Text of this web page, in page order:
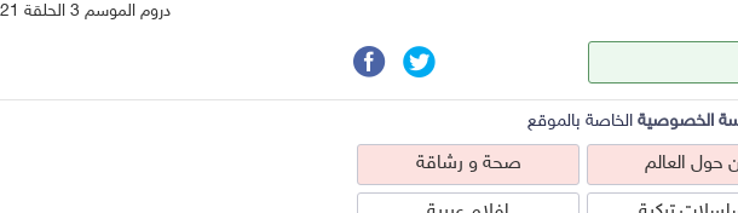
دروم الموسم 3 الحلقة 21
الخصوصية الخاصة بالموقع
حول العالم صحة و رشاقة